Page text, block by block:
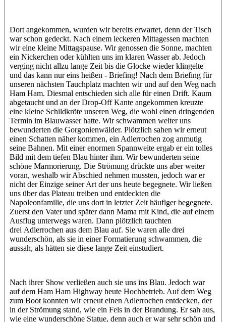
Dort angekommen, wurden wir bereits erwartet, denn der Tisch
war schon gedeckt. Nach einem leckeren Mittagessen machten
wir eine kleine Mittagspause. Wir genossen die Sonne, machten
ein Nickerchen oder kühlten uns im klaren Wasser ab. Jedoch
verging nicht allzu lange Zeit bis die Glocke wieder klingelte
und das kann nur eins heißen - Briefing! Nach dem Briefing für
unseren nächsten Tauchplatz machten wir und auf den Weg nach
Ham Ham. Diesmal entschieden sich alle für einen Drift. Kaum
abgetaucht und an der Drop-Off Kante angekommen kreuzte
eine kleine Schildkröte unseren Weg, die wohl einen dringenden
Termin im Blauwasser hatte. Wir schwammen weiter uns
bewunderten die Gorgonienwälder. Plötzlich sahen wir erneut
einen Schatten näher kommen, ein Adlerrochen zog anmutig
seine Bahnen. Mit einer enormen Spannweite ergab er ein tolles
Bild mit dem tiefen Blau hinter ihm. Wir bewunderten seine
schöne Marmorierung. Die Strömung drückte uns aber weiter
voran, weshalb wir Abschied nehmen mussten, jedoch war er
nicht der Einzige seiner Art der uns heute begegnete. Wir ließen
uns über das Plateau treiben und entdeckten die
Napoleonfamilie, die uns dort in letzter Zeit häufiger begegnete.
Zuerst den Vater und später dann Mama mit Kind, die auf einem
Ausflug unterwegs waren. Dann plötzlich tauchten
drei Adlerrochen aus dem Blau auf. Sie waren alle drei
wunderschön, als sie in einer Formatierung schwammen, die
aussah, als hätten sie diese lange Zeit einstudiert.
Nach ihrer Show verließen auch sie uns ins Blau. Jedoch war
auf dem Ham Ham Highway heute Hochbetrieb. Auf dem Weg
zum Boot konnten wir erneut einen Adlerrochen entdecken, der
in der Strömung stand, wie ein Fels in der Brandung. Er sah aus,
wie eine wunderschöne Statue, denn auch er war sehr schön und